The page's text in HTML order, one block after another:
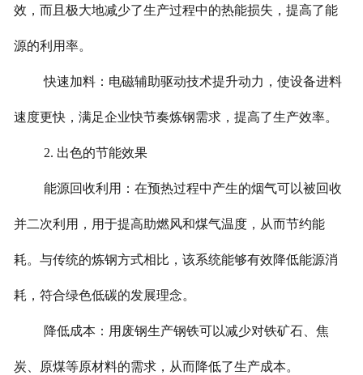
效，而且极大地减少了生产过程中的热能损失，提高了能
源的利用率。
快速加料：电磁辅助驱动技术提升动力，使设备进料
速度更快，满足企业快节奏炼钢需求，提高了生产效率。
2. 出色的节能效果
能源回收利用：在预热过程中产生的烟气可以被回收
并二次利用，用于提高助燃风和煤气温度，从而节约能
耗。与传统的炼钢方式相比，该系统能够有效降低能源消
耗，符合绿色低碳的发展理念。
降低成本：用废钢生产钢铁可以减少对铁矿石、焦
炭、原煤等原材料的需求，从而降低了生产成本。